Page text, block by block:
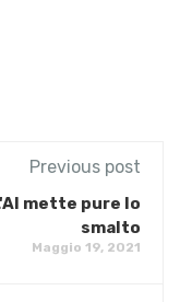
Previous post
mette pure lo
smalto
Maggio 19, 2021